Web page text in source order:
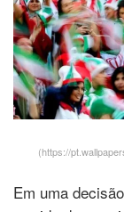
(https://
Em uma